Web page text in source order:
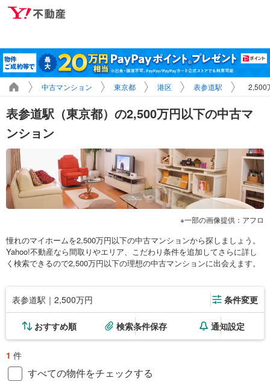
中古マンション 東京都 港区 表参道駅 2,500
表参道駅（東京都）の2,500万円以下の中古マ
ンション
一部の画像提供：アフロ
憧れのマイホームを2,500万円以下の中古マンションから探しましょう。
Yahoo!不動産なら間取りやエリア、こだわり条件を追加してさらに詳し
く検索できるので2,500万円以下の理想の中古マンションに出会えます。
表参道駅｜2,500万円 条件変更
おすすめ順 検索条件保存 通知設定
1 件
すべての物件をチェックする